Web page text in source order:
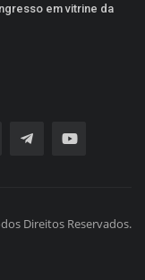
em vitrine da
Direitos Reservados.